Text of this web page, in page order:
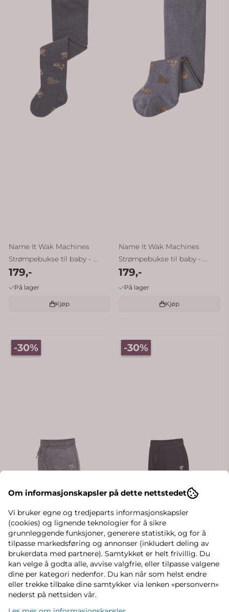
Name It Wak Machines
Strømpebukse til baby - ...
179,-
På lager
Kjøp
Name It Wak Machines
Strømpebukse til baby - ...
179,-
På lager
Kjøp
-30% -30%
Om informasjonskapsler på dette nettstedet
Vi bruker egne og tredjeparts informasjonskapsler
(cookies) og lignende teknologier for å sikre
grunnleggende funksjoner, generere statistikk, og for å
tilpasse markedsføring og annonser (inkludert deling av
brukerdata med partnere). Samtykket er helt frivillig. Du
kan velge å godta alle, avvise valgfrie, eller tilpasse valgene
dine per kategori nedenfor. Du kan når som helst endre
eller trekke tilbake dine samtykker via lenken «personvern»
nederst på nettsiden vår.